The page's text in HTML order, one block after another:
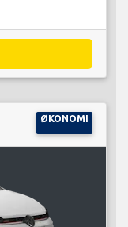
ØKONOMI